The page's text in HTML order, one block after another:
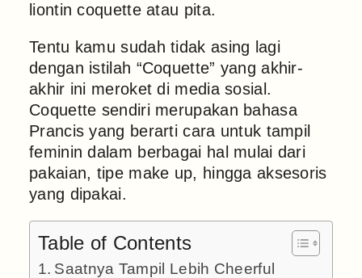
liontin coquette atau pita.
Tentu kamu sudah tidak asing lagi
dengan istilah “Coquette” yang akhir-
akhir ini meroket di media sosial.
Coquette sendiri merupakan bahasa
Prancis yang berarti cara untuk tampil
feminin dalam berbagai hal mulai dari
pakaian, tipe make up, hingga aksesoris
yang dipakai.
Table of Contents
Saatnya Tampil Lebih Cheerful